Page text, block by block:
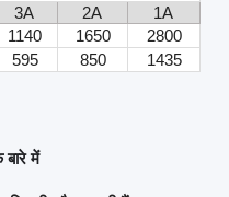
3A 2A
1A
1140 1650
2800
595 850 1435
में